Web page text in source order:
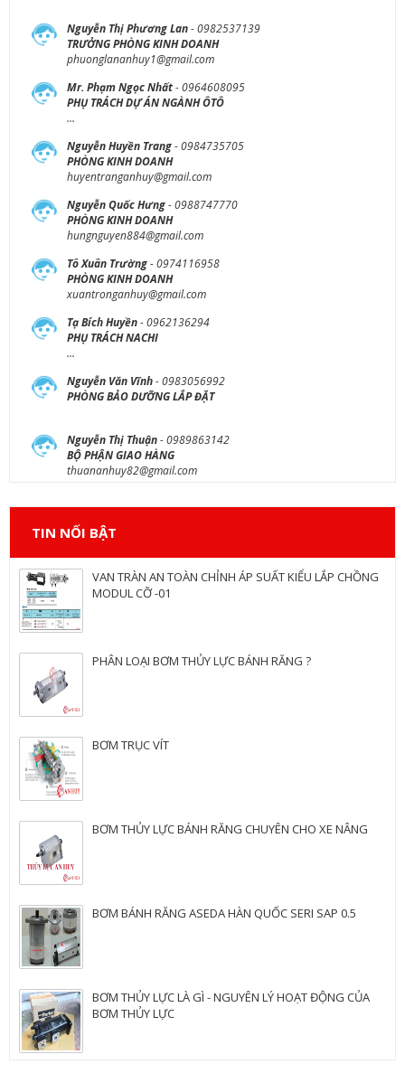
Nguyễn Thị Phương Lan- 0982537139
TRƯỞNG PHÒNG KINH DOANH
phuonglananhuy1@gmail.com
Mr. Phạm Ngọc Nhất- 0964608095
PHỤ TRÁCH DỰ ÁN NGÀNH ÔTÔ
...
Nguyễn Huyền Trang- 0984735705
PHÒNG KINH DOANH
huyentranganhuy@gmail.com
Nguyễn Quốc Hưng- 0988747770
PHÒNG KINH DOANH
hungnguyen884@gmail.com
Tô Xuân Trường- 0974116958
PHÒNG KINH DOANH
xuantronganhuy@gmail.com
Tạ Bích Huyền- 0962136294
PHỤ TRÁCH NACHI
...
Nguyễn Văn Vĩnh- 0983056992
PHÒNG BẢO DƯỠNG LẮP ĐẶT
Nguyễn Thị Thuận- 0989863142
BỘ PHẬN GIAO HÀNG
thuananhuy82@gmail.com
TIN NỐI BẬT
VAN TRÀN AN TOÀN CHỈNH ÁP SUẤT KIỂU LẮP CHỒNG
MODUL CỠ -01
PHÂN LOẠI BƠM THỦY LỰC BÁNH RĂNG ?
BƠM TRỤC VÍT
BƠM THỦY LỰC BÁNH RĂNG CHUYÊN CHO XE NÂNG
BƠM BÁNH RĂNG ASEDA HÀN QUỐC SERI SAP 0.5
BƠM THỦY LỰC LÀ GÌ - NGUYÊN LÝ HOẠT ĐỘNG CỦA
BƠM THỦY LỰC